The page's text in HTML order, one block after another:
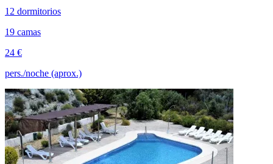
12 dormitorios
19 camas
24 €
pers./noche (aprox.)